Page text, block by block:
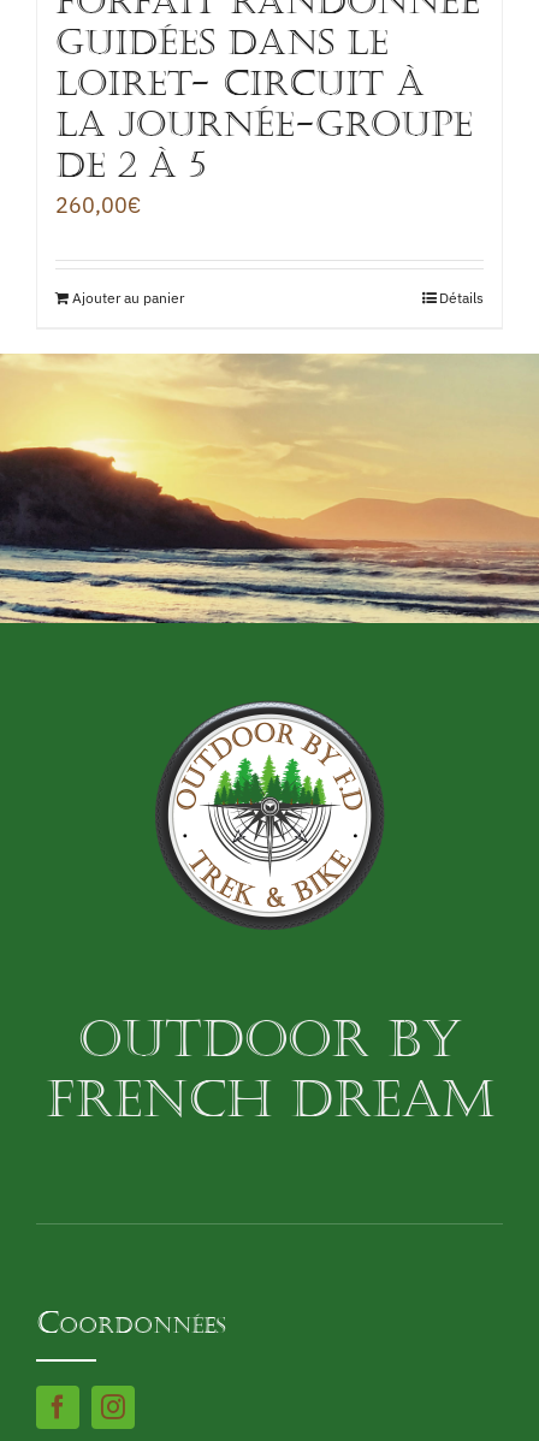
GUIDÉES DANS LE
LOIRET- CIRCUIT à
la journée-Groupe
de 2 à 5
260,00€
Ajouter au panier Détails
OUTDOOR BY
FRENCH DREAM
Coordonnées